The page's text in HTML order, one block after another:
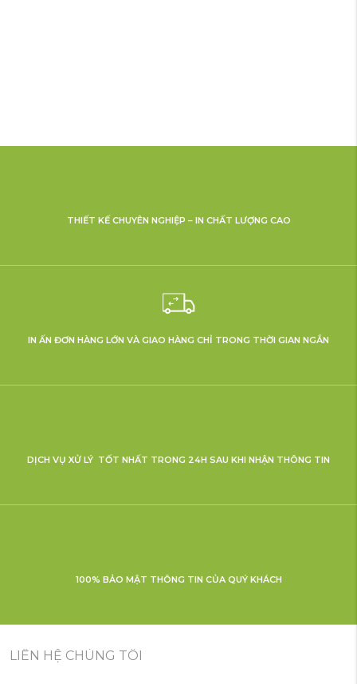
THIẾT KẾ CHUYÊN NGHIỆP – IN CHẤT LƯỢNG CAO
IN ẤN ĐƠN HÀNG LỚN VÀ GIAO HÀNG CHỈ TRONG THỜI GIAN NGẮN
DỊCH VỤ XỬ LÝ TỐT NHẤT TRONG 24H SAU KHI NHẬN THÔNG TIN
100% BẢO MẬT THÔNG TIN CỦA QUÝ KHÁCH
LIÊN HỆ CHÚNG TÔI